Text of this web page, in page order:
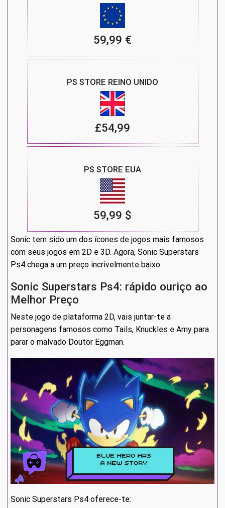
59,99 €
PS STORE REINO UNIDO
£54,99
PS STORE EUA
59,99 $
Sonic tem sido um dos ícones de jogos mais famosos
com seus jogos em 2D e 3D. Agora, Sonic Superstars
Ps4 chega a um preço incrivelmente baixo.
Sonic Superstars Ps4: rápido ouriço ao
Melhor Preço
Neste jogo de plataforma 2D, vais juntar-te a
personagens famosos como Tails, Knuckles e Amy para
parar o malvado Doutor Eggman.
Sonic Superstars Ps4 oferece-te: